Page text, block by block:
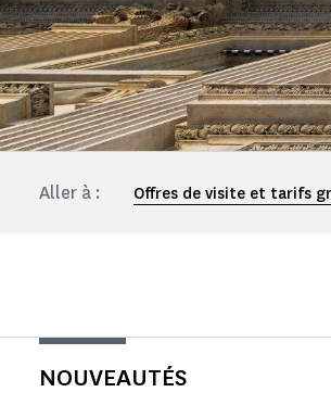
Aller à : Offres de visite et tarifs
NOUVEAUTÉS